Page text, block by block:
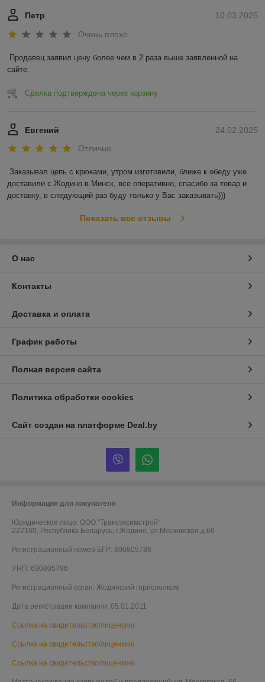
10.03.2025
Петр
Очень плохо
Продавец заявил цену более чем в 2 раза выше заявленной на
сайте.
Сделка подтверждена через корзину
24.02.2025
Евгений
Отлично
Заказывал цепь с крюками, утром изготовили, ближе к обеду уже
доставили с Жодино в Минск, все оперативно, спасибо за товар и
доставку, в следующий раз буду только у Вас заказывать)))
Показать все отзывы
О нас
Контакты
Доставка и оплата
График работы
Полная версия сайта
Политика обработки cookies
Сайт создан на платформе Deal.by
Информация для покупателя
Юридическое лицо: ООО "Трансэксимстрой"
222160, Республика Беларусь, г.Жодино, ул.Московская д.66
Регистрационный номер ЕГР: 690805786
УНП: 690805786
Регистрационный орган: Жодинский горисполком
Дата регистрации компании: 05.01.2011
Ссылка на свидетельство/лицензию
Ссылка на свидетельство/лицензию
Ссылка на свидетельство/лицензию